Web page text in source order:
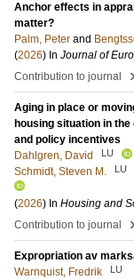
Anchor effects in
matter?
Palm, Peter and
(2026) In Journal of
Contribution to journal
›
Aging in place or
housing situation in
and policy incentives
Dahlgren, David
LU
Schmidt, Steven M.
LU
(2026) In Housing and
Contribution to journal
›
Expropriation av
Warnquist, Fredrik
LU